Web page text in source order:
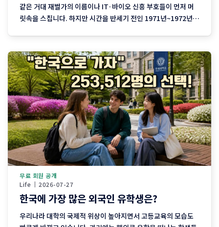
같은 거대 재벌가의 이름이나 IT·바이오 신흥 부호들이 먼저 머
릿속을 스칩니다. 하지만 시간을 반세기 전인 1971년~1972년으
득 1위 자리를 철옹성처럼 지켜오던 한진그룹 조중훈 회장의 왕
좌를
Life 2026-07-27
무료 회원 공개
한국에 가장 많은 외국인 유학생은?
우리나라 대학의 국제적 위상이 높아지면서 고등교육의 모습도